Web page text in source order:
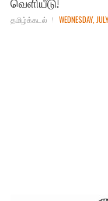
தமிழ்க்கடல் WEDNESDAY,